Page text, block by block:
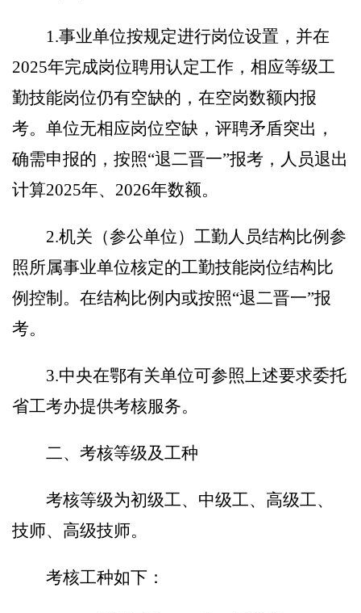
1.事业单位按规定进行岗位设置，并在
2025年完成岗位聘用认定工作，相应等级工
勤技能岗位仍有空缺的，在空岗数额内报
考。单位无相应岗位空缺，评聘矛盾突出，
确需申报的，按照“退二晋一”报考，人员退出
计算2025年、 2026年数额。
2.机关（参公单位）工勤人员结构比例参
照所属事业单位核定的工勤技能岗位结构比
例控制。在结构比例内或按照“退二晋一”报
考。
3.中央在鄂有关单位可参照上述要求委托
省工考办提供考核服务。
二、考核等级及工种
考核等级为初级工、中级工、高级工、
技师、高级技师。
考核工种如下：